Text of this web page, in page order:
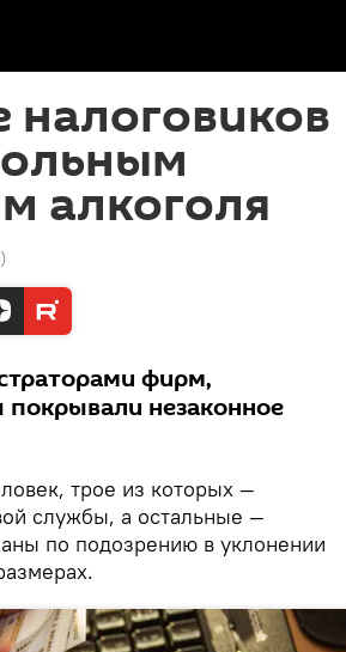
алкоголя
)
фирм,
незаконное
трое из которых —
службы, а остальные —
по подозрению в уклонении